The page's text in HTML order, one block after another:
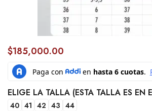
$185,000.00
ELIGE LA TALLA (ESTA TALLA ES EN
40 41 42 43 44